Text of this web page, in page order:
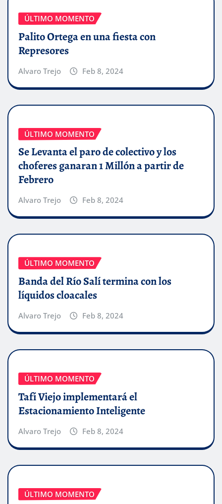
ÚLTIMO MOMENTO
Palito Ortega en una fiesta con
Represores
Alvaro Trejo Feb 8, 2024
ÚLTIMO MOMENTO
Se Levanta el paro de colectivo y los
choferes ganaran 1 Millón a partir de
Febrero
Alvaro Trejo Feb 8, 2024
ÚLTIMO MOMENTO
Banda del Río Salí termina con los
líquidos cloacales
Alvaro Trejo Feb 8, 2024
ÚLTIMO MOMENTO
Tafí Viejo implementará el
Estacionamiento Inteligente
Alvaro Trejo Feb 8, 2024
ÚLTIMO MOMENTO